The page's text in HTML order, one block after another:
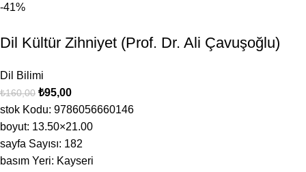
-41%
Dil Kültür Zihniyet (Prof. Dr. Ali Çavuşoğlu)
Dil Bilimi
₺160,00 ₺95,00
stok Kodu: 9786056660146
boyut: 13.50×21.00
sayfa Sayısı: 182
basım Yeri: Kayseri